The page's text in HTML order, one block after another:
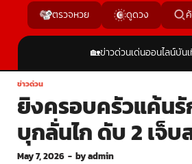
ตรวจหวย ดูดวง
🏡ข่าวด่วนเด่นออนไลน์บัน
ข่าวด่วน
ยิงครอบครัวแค้น
บุกลั่นไก ดับ 2 เจ็บ
May 7, 2026 - byadmin